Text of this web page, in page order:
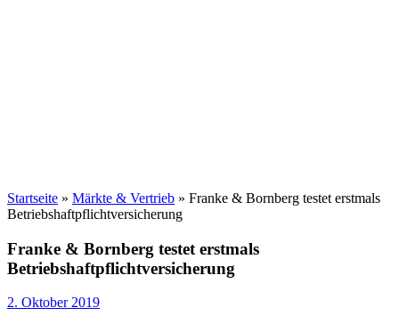
Startseite » Märkte & Vertrieb » Franke & Bornberg testet erstmals
Betriebshaftpflichtversicherung
Franke & Bornberg testet erstmals
Betriebshaftpflichtversicherung
2. Oktober 2019